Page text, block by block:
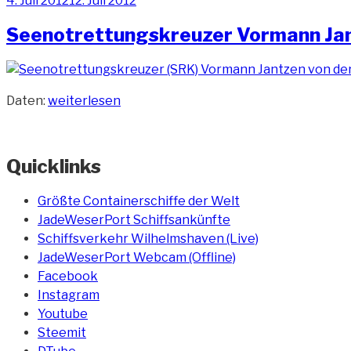
Seenotrettungskreuzer Vormann
Daten: „Seenotrettungskreuzer
weiterlesen
Quicklinks
Größte Containerschiffe der Welt
JadeWeserPort Schiffsankünfte
Schiffsverkehr Wilhelmshaven (Live)
JadeWeserPort Webcam (Offline)
Facebook
Instagram
Youtube
Steemit